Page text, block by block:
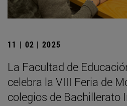
11 | 02 | 2025
La Facultad de
celebra la VIII Feria de
colegios de Bachillerato